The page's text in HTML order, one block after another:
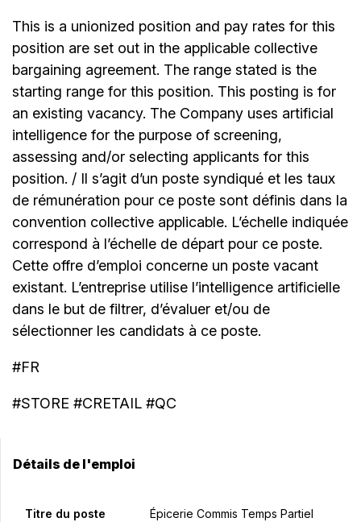
This is a unionized position and pay rates for this
position are set out in the applicable collective
bargaining agreement. The range stated is the
starting range for this position. This posting is for
an existing vacancy. The Company uses artificial
intelligence for the purpose of screening,
assessing and/or selecting applicants for this
position. / Il s’agit d’un poste syndiqué et les taux
de rémunération pour ce poste sont définis dans la
convention collective applicable. L’échelle indiquée
correspond à l’échelle de départ pour ce poste.
Cette offre d’emploi concerne un poste vacant
existant. L’entreprise utilise l’intelligence artificielle
dans le but de filtrer, d’évaluer et/ou de
sélectionner les candidats à ce poste.
#FR
#STORE #CRETAIL #QC
Détails de l'emploi
Titre du poste
Épicerie Commis Temps Partiel